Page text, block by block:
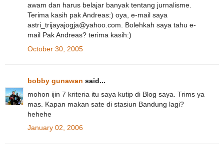
awam dan harus belajar banyak tentang jurnalisme.
Terima kasih pak Andreas:) oya, e-mail saya
astri_trijayajogja@yahoo.com. Bolehkah saya tahu e-
mail Pak Andreas? terima kasih:)
October 30, 2005
bobby gunawan said...
mohon ijin 7 kriteria itu saya kutip di Blog saya. Trims ya
mas. Kapan makan sate di stasiun Bandung lagi?
hehehe
January 02, 2006